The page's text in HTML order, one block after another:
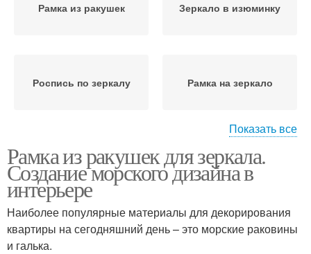
Рамка из ракушек Зеркало в изюминку
Роспись по зеркалу Рамка на зеркало
Зеркала по правилам Роскошное зеркало
Зеркало в раме
Показать все
Рамка из ракушек для зеркала.
Создание морского дизайна в
интерьере
Наиболее популярные материалы для декорирования
квартиры на сегодняшний день – это морские раковины
и галька.